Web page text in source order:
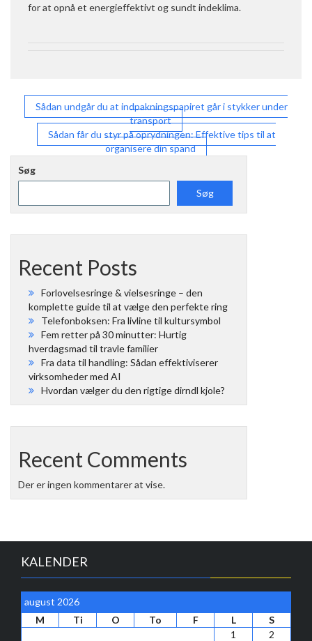
for at opnå et energieffektivt og sundt indeklima.
Indlægsnavigation
Sådan undgår du at indpakningspapiret går i stykker under
transport
Sådan får du styr på oprydningen: Effektive tips til at
organisere din spand
Søg
Søg
Recent Posts
Forlovelsesringe & vielsesringe – den
komplette guide til at vælge den perfekte ring
Telefonboksen: Fra livline til kultursymbol
Fem retter på 30 minutter: Hurtig
hverdagsmad til travle familier
Fra data til handling: Sådan effektiviserer
virksomheder med AI
Hvordan vælger du den rigtige dirndl kjole?
Recent Comments
Der er ingen kommentarer at vise.
KALENDER
august 2026
M
Ti O To F L
S
1
2